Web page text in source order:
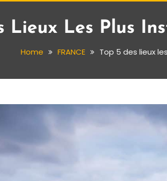
Lieux Les Plus
Home FRANCE Top 5 des lieux